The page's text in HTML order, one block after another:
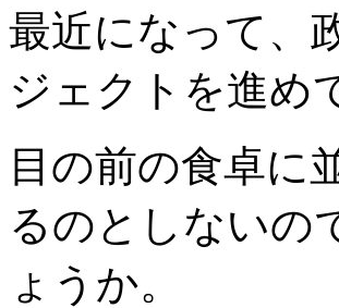
最近になって、
ジェクトを進め
目の前の食卓に
るのとしないの
ょうか。